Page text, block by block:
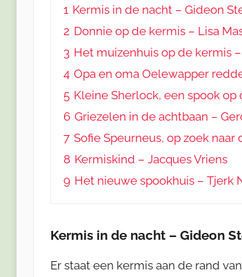
1 Kermis in de nacht – Gideon
2 Donnie op de kermis – Lisa
3 Het muizenhuis op de kermis
4 Opa en oma Oelewapper
5 Kleine Sherlock, een spook op
6 Griezelen in de achtbaan –
7 Sofie Speurneus, op zoek
8 Kermiskind – Jacques Vriens
9 Het nieuwe spookhuis – Tjerk
Kermis in de nacht – Gideon
Er staat een kermis aan de rand